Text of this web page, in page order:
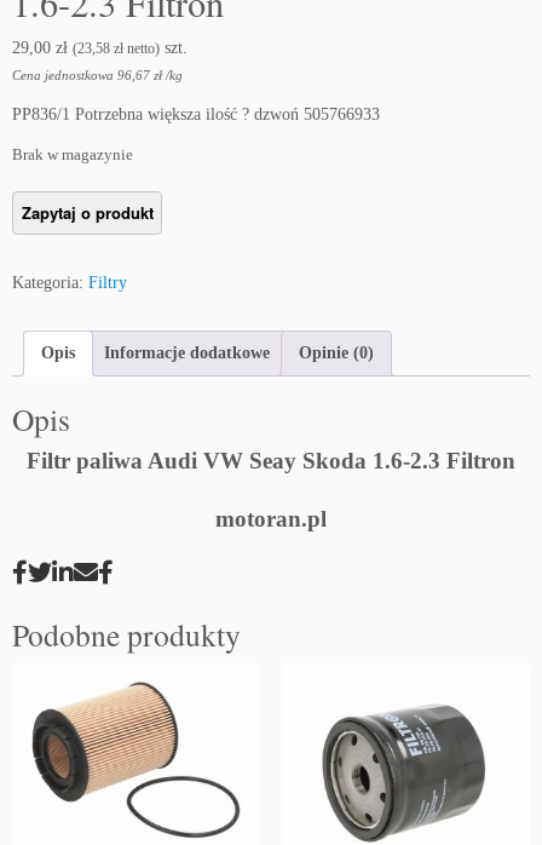
29,00 zł (23,58 zł netto) szt.
Cena jednostkowa 96,67 zł /kg
PP836/1 Potrzebna większa ilość ? dzwoń 505766933
Brak w magazynie
Kategoria: Filtry
Opis Informacje dodatkowe Opinie (0)
Opis
Filtr paliwa Audi VW Seay Skoda 1.6-2.3 Filtron
motoran.pl
Podobne produkty